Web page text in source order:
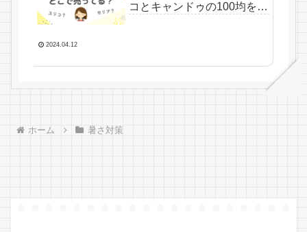
コとキャンドゥの100均を調
2024.04.12
ホーム 暑さ対策